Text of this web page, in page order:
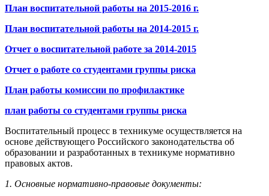
План воспитательной работы на 2015-2016 г.
План воспитательной работы на 2014-2015 г.
Отчет о воспитательной работе за 2014-2015
Отчет о работе со студентами группы риска
План работы комиссии по профилактике
план работы со студентами группы риска
Воспитательный процесс в техникуме осуществляется на
основе дейст­вующего Российского законодательства об
образовании и разработанных в техникуме нормативно
правовых актов.
1. Основные нормативно-правовые документы: